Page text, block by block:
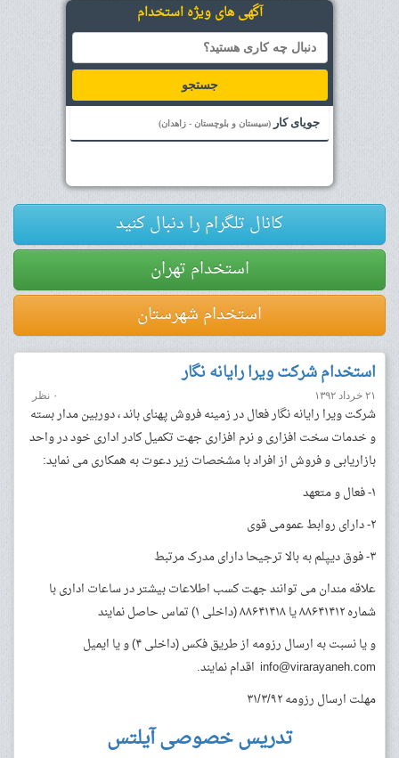
آگهی های ویژه استخدام
جستجو
جویای کار (سیستان و بلوچستان - زاهدان)
کانال تلگرام را دنبال کنید
استخدام تهران
استخدام شهرستان
استخدام شرکت ویرا رایانه نگار
۲۱ خرداد ۱۳۹۲ ۰ نظر
شرکت ویرا رایانه نگار فعال در زمینه فروش پهنای باند ، دوربین مدار بسته
و خدمات سخت افزاری و نرم افزاری جهت تکمیل کادر اداری خود در واحد
بازاریابی و فروش از افراد با مشخصات زیر دعوت به همکاری می نماید:
۱- فعال و متعهد
۲- دارای روابط عمومی قوی
۳- فوق دیپلم به بالا ترجیحا دارای مدرک مرتبط
علاقه مندان می توانند جهت کسب اطلاعات بیشتر در ساعات اداری با
شماره ۸۸۶۴۱۴۱۲ یا ۸۸۶۴۱۴۱۸ (داخلی ۱) تماس حاصل نمایند
و یا نسبت به ارسال رزومه از طریق فکس (داخلی ۴) و یا ایمیل
info@virarayaneh.com اقدام نمایند.
مهلت ارسال رزومه ۳۱/۳/۹۲
تدریس خصوصی آیلتس